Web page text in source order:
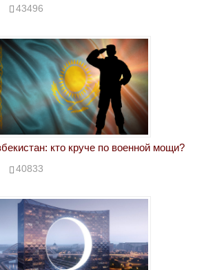
43496
кто круче по военной мощи?
40833